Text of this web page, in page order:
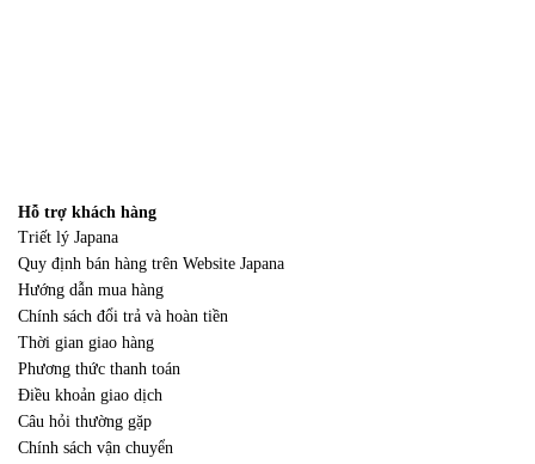
Hỗ trợ khách hàng
Triết lý Japana
Quy định bán hàng trên Website Japana
Hướng dẫn mua hàng
Chính sách đổi trả và hoàn tiền
Thời gian giao hàng
Phương thức thanh toán
Điều khoản giao dịch
Câu hỏi thường gặp
Chính sách vận chuyển